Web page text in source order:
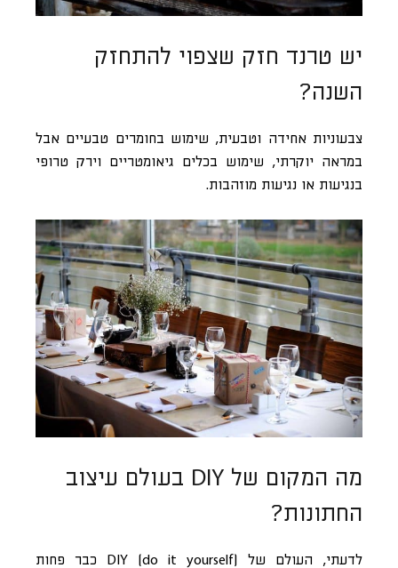
יש טרנד חזק שצפוי להתחזק
השנה?
צבעוניות אחידה וטבעית, שימוש בחומרים טבעיים אבל
במראה יוקרתי, שימוש בכלים גיאומטריים וירק טרופי
בנגיעות או נגיעות מוזהבות.
מה המקום של DIY בעולם עיצוב
החתונות?
לדעתי, העולם של DIY (do it yourself) כבר פחות